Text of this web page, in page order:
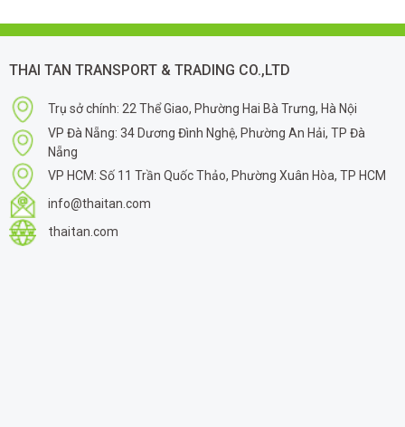
THAI TAN TRANSPORT & TRADING CO.,LTD
Trụ sở chính: 22 Thể Giao, Phường Hai Bà Trưng, Hà Nội
VP Đà Nẵng: 34 Dương Đình Nghệ, Phường An Hải, TP Đà
Nẵng
VP HCM: Số 11 Trần Quốc Thảo, Phường Xuân Hòa, TP HCM
info@thaitan.com
thaitan.com